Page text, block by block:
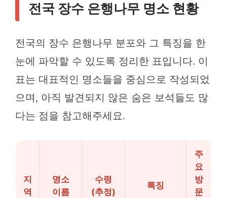
전국 장수 은행나무 명소 현황
전국의 장수 은행나무 분포와 그 특징을 한
눈에 파악할 수 있도록 정리한 표입니다. 이
표는 대표적인 명소들을 중심으로 작성되었
으며, 아직 발견되지 않은 숨은 보석들도 많
다는 점을 참고해주세요.
지
역
명소
이름
수령
(추정)
특징
주
요
방
문